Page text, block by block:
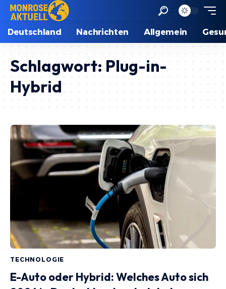
Deutschland Nachrichten Allgemein
Schlagwort: Plug-in-
Hybrid
TECHNOLOGIE
E-Auto oder Hybrid: Welches Auto sich